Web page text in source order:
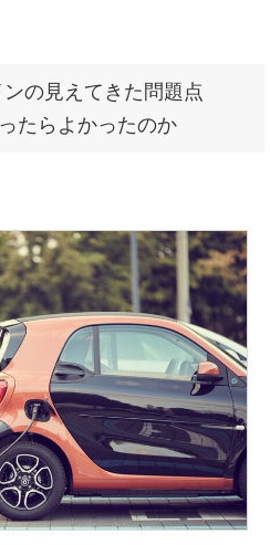
の見えてきた問題点
たらよかったのか